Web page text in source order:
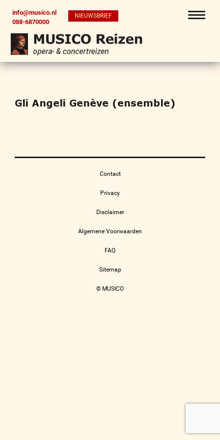
info@musico.nl
088-6870000
NIEUWSBRIEF
Gli Angeli Genève (ensemble)
Contact
Privacy
Disclaimer
Algemene Voorwaarden
FAQ
Sitemap
© MUSICO